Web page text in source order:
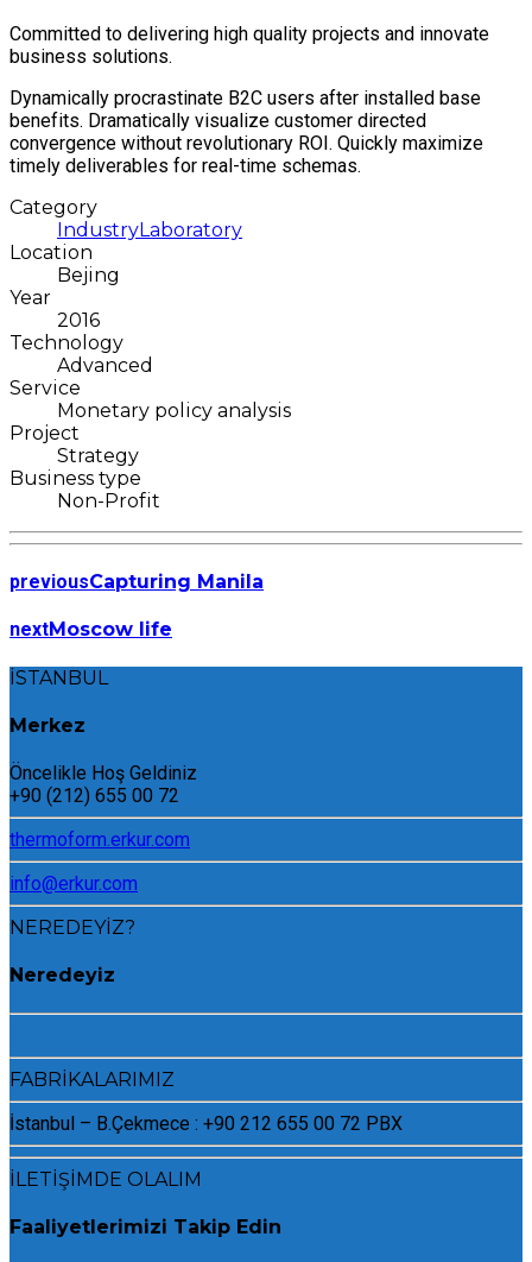
Committed to delivering high quality projects and innovate
business solutions.
Dynamically procrastinate B2C users after installed base
benefits. Dramatically visualize customer directed
convergence without revolutionary ROI. Quickly maximize
timely deliverables for real-time schemas.
Category
IndustryLaboratory
Location
Bejing
Year
2016
Technology
Advanced
Service
Monetary policy analysis
Project
Strategy
Business type
Non-Profit
previousCapturing Manila
nextMoscow life
İSTANBUL
Merkez
Öncelikle Hoş Geldiniz
+90 (212) 655 00 72
thermoform.erkur.com
info@erkur.com
NEREDEYİZ?
Neredeyiz
FABRİKALARIMIZ
İstanbul – B.Çekmece : +90 212 655 00 72 PBX
İLETİŞİMDE OLALIM
Faaliyetlerimizi Takip Edin